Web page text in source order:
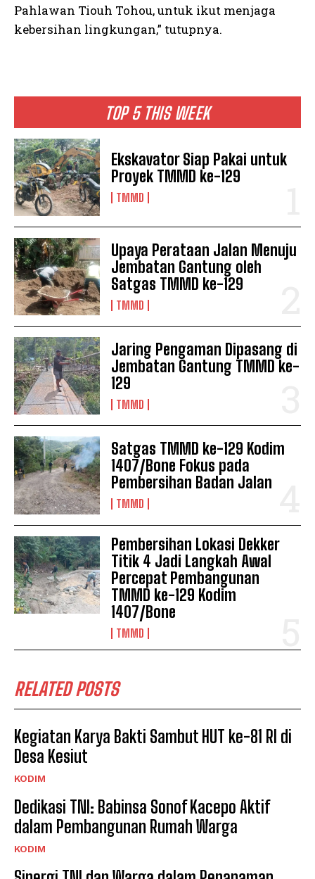
TOP 5 THIS WEEK
Ekskavator Siap Pakai untuk
Proyek TMMD ke-129
TMMD
Upaya Perataan Jalan Menuju
Jembatan Gantung oleh
Satgas TMMD ke-129
TMMD
Jaring Pengaman Dipasang di
Jembatan Gantung TMMD ke-
129
TMMD
Satgas TMMD ke-129 Kodim
1407/Bone Fokus pada
Pembersihan Badan Jalan
TMMD
Pembersihan Lokasi Dekker
Titik 4 Jadi Langkah Awal
Percepat Pembangunan
TMMD ke-129 Kodim
1407/Bone
TMMD
RELATED POSTS
Kegiatan Karya Bakti Sambut HUT ke-81 RI di
Desa Kesiut
KODIM
Dedikasi TNI: Babinsa Sonof Kacepo Aktif
dalam Pembangunan Rumah Warga
KODIM
Pahlawan Tiouh Tohou, untuk ikut menjaga
kebersihan lingkungan,” tutupnya.